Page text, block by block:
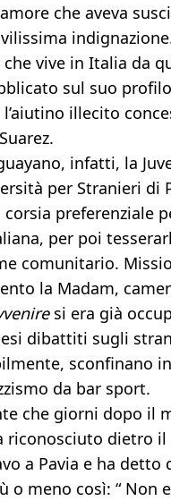
che aveva
vive in Italia da
sul suo
illecito
infatti, la
per Stranieri di
corsia preferenziale
per poi
comunitario.
la Madam,
si era già
dibattiti sugli
sconfinano
da bar sport.
che giorni dopo il
riconosciuto dietro il
a Pavia e ha detto
o meno così: “ Non